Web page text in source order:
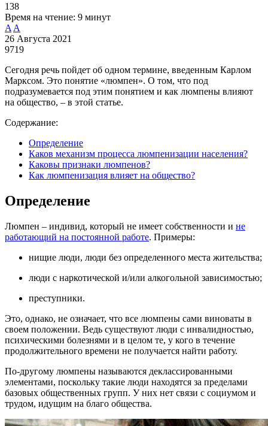
138
Время на чтение: 9 минут
A A
26 Августа 2021
9719
Сегодня речь пойдет об одном термине, введенным Карлом
Марксом. Это понятие «люмпен». О том, что под
подразумевается под этим понятием и как люмпены влияют
на общество, – в этой статье.
Содержание:
Определение
Каков механизм процесса люмпенизации населения?
Каковы признаки люмпенов?
Как люмпенизация влияет на общество?
Определение
Люмпен – индивид, который не имеет собственности и не
работающий на постоянной работе. Примеры:
нищие люди, люди без определенного места жительства;
люди с наркотической и/или алкогольной зависимостью;
преступники.
Это, однако, не означает, что все люмпены сами виноваты в
своем положении. Ведь существуют люди с инвалидностью,
психическими болезнями и в целом те, у кого в течение
продолжительного времени не получается найти работу.
По-другому люмпены называются деклассированными
элементами, поскольку такие люди находятся за пределами
базовых общественных групп. У них нет связи с социумом и
трудом, идущим на благо общества.